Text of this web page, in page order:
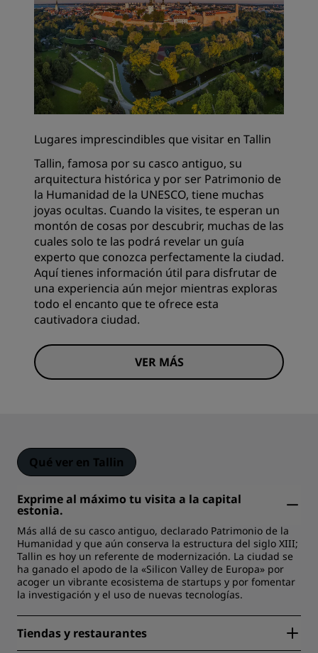
Lugares imprescindibles que visitar en Tallin
Tallin, famosa por su casco antiguo, su
arquitectura histórica y por ser Patrimonio de
la Humanidad de la UNESCO, tiene muchas
joyas ocultas. Cuando la visites, te esperan un
montón de cosas por descubrir, muchas de las
cuales solo te las podrá revelar un guía
experto que conozca perfectamente la ciudad.
Aquí tienes información útil para disfrutar de
una experiencia aún mejor mientras exploras
todo el encanto que te ofrece esta
cautivadora ciudad.
VER MÁS
Qué ver en Tallin
Exprime al máximo tu visita a la capital
estonia.
Más allá de su casco antiguo, declarado Patrimonio de la
Humanidad y que aún conserva la estructura del siglo XIII;
Tallin es hoy un referente de modernización. La ciudad se
ha ganado el apodo de la «Silicon Valley de Europa» por
acoger un vibrante ecosistema de startups y por fomentar
la investigación y el uso de nuevas tecnologías.
Tiendas y restaurantes